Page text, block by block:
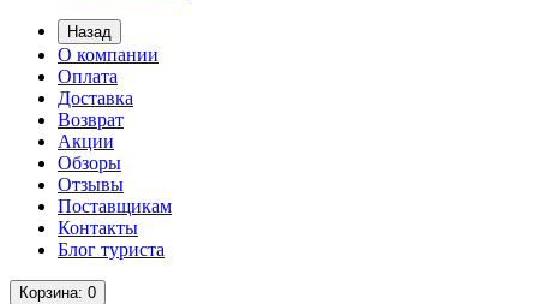
Назад
О компании
Оплата
Доставка
Возврат
Акции
Обзоры
Отзывы
Поставщикам
Контакты
Блог туриста
Корзина: 0